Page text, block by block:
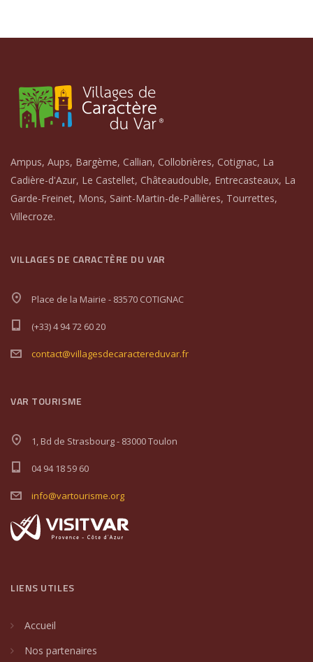
Ampus, Aups, Bargème, Callian, Collobrières, Cotignac, La
Cadière-d'Azur, Le Castellet, Châteaudouble, Entrecasteaux, La
Garde-Freinet, Mons, Saint-Martin-de-Pallières, Tourrettes,
Villecroze.
VILLAGES DE CARACTÈRE DU VAR
Place de la Mairie - 83570 COTIGNAC
(+33) 4 94 72 60 20
contact@villagesdecaractereduvar.fr
VAR TOURISME
1, Bd de Strasbourg - 83000 Toulon
04 94 18 59 60
info@vartourisme.org
LIENS UTILES
Accueil
Nos partenaires